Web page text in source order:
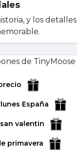
y los detalles
España
valentin
primavera